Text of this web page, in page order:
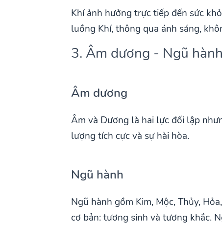
Khí ảnh hưởng trực tiếp đến sức
luồng Khí, thông qua ánh sáng,
3. Âm dương - Ngũ hành
Âm dương
Âm và Dương là hai lực đối lập
lượng tích cực và sự hài hòa.
Ngũ hành
Ngũ hành gồm Kim, Mộc, Thủy,
cơ bản: tương sinh và tương khắc.